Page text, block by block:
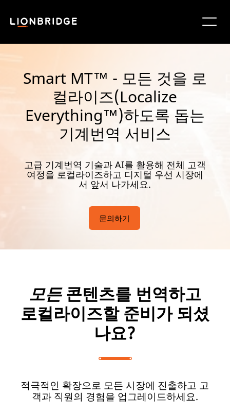
Smart MT™ - 모든 것을 로
컬라이즈(Localize
Everything™)하도록 돕는
기계번역 서비스
고급 기계번역 기술과 AI를 활용해 전체 고객
여정을 로컬라이즈하고 디지털 우선 시장에
서 앞서 나가세요.
문의하기
모든콘텐츠를 번역하고
로컬라이즈할 준비가 되셨
나요?
적극적인 확장으로 모든 시장에 진출하고 고
객과 직원의 경험을 업그레이드하세요.